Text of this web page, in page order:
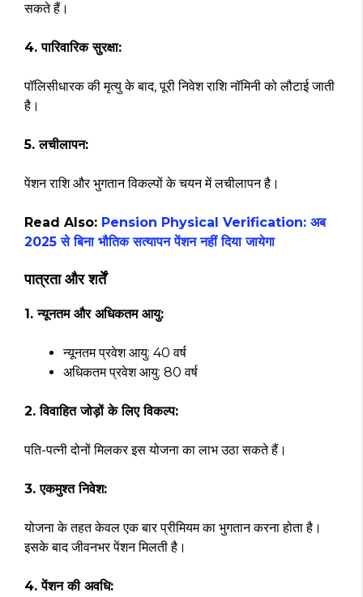
सकते हैं।
4. पारिवारिक सुरक्षा:
पॉलिसीधारक की मृत्यु के बाद, पूरी निवेश राशि नॉमिनी को लौटाई जाती
है।
5. लचीलापन:
पेंशन राशि और भुगतान विकल्पों के चयन में लचीलापन है।
Read Also: Pension Physical Verification: अब
2025 से बिना भौतिक सत्यापन पेंशन नहीं दिया जायेगा
पात्रता और शर्तें
1. न्यूनतम और अधिकतम आयु:
न्यूनतम प्रवेश आयु: 40 वर्ष
अधिकतम प्रवेश आयु: 80 वर्ष
2. विवाहित जोड़ों के लिए विकल्प:
पति-पत्नी दोनों मिलकर इस योजना का लाभ उठा सकते हैं।
3. एकमुश्त निवेश:
योजना के तहत केवल एक बार प्रीमियम का भुगतान करना होता है।
इसके बाद जीवनभर पेंशन मिलती है।
4. पेंशन की अवधि: